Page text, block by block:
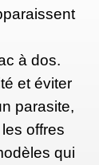
à dos.
et éviter
parasite,
offres
qui